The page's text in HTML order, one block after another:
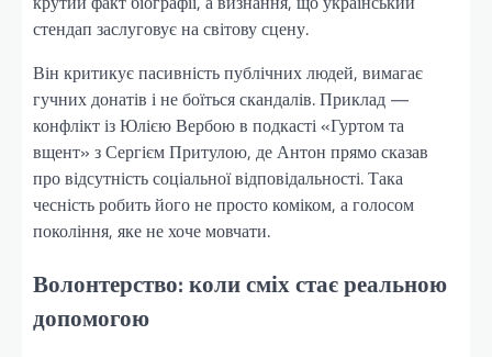
стендап заслуговує на світову сцену.
Він критикує пасивність публічних людей, вимагає
гучних донатів і не боїться скандалів. Приклад —
конфлікт із Юлією Вербою в подкасті «Гуртом та
вщент» з Сергієм Притулою, де Антон прямо сказав
про відсутність соціальної відповідальності. Така
чесність робить його не просто коміком, а голосом
покоління, яке не хоче мовчати.
Волонтерство: коли сміх стає реальною
допомогою